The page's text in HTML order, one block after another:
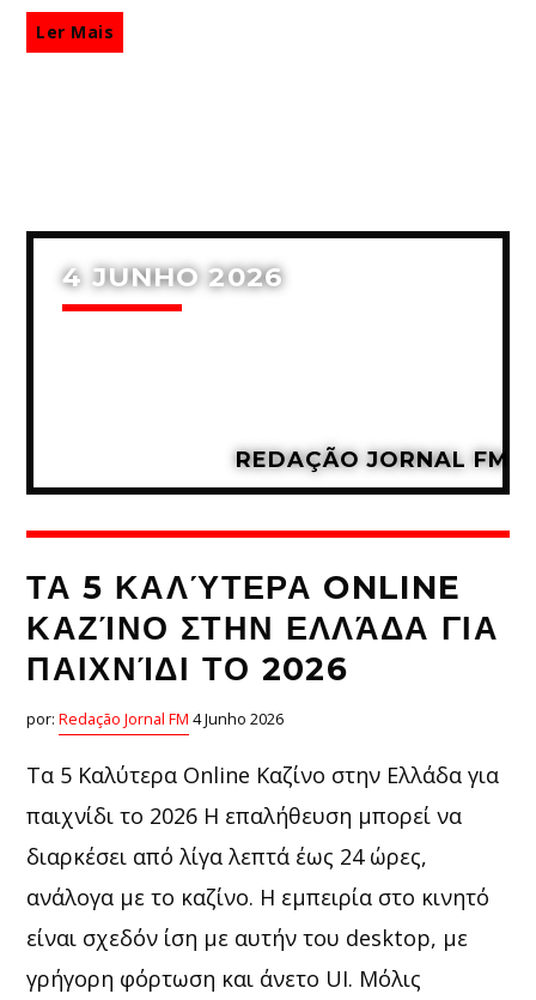
Ler Mais
4 JUNHO 2026
REDAÇÃO JORNAL FM
ΤΑ 5 ΚΑΛΎΤΕΡΑ ONLINE
ΚΑΖΊΝΟ ΣΤΗΝ ΕΛΛΆΔΑ ΓΙΑ
ΠΑΙΧΝΊΔΙ ΤΟ 2026
por:Redação Jornal FM 4 Junho 2026
Τα 5 Καλύτερα Online Καζίνο στην Ελλάδα για
παιχνίδι το 2026 Η επαλήθευση μπορεί να
διαρκέσει από λίγα λεπτά έως 24 ώρες,
ανάλογα με το καζίνο. Η εμπειρία στο κινητό
είναι σχεδόν ίση με αυτήν του desktop, με
γρήγορη φόρτωση και άνετο UI. Μόλις